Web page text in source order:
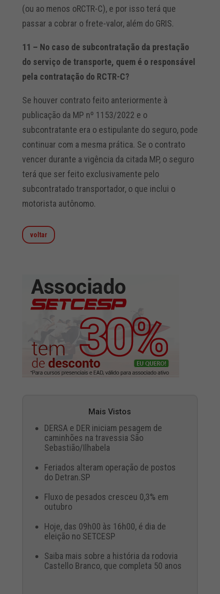
(ou ao menos oRCTR-C), e por isso terá que
passar a cobrar o frete-valor, além do GRIS.
11 – No caso de subcontratação da prestação
do serviço de transporte, quem é o responsável
pela contratação do RCTR-C?
Se houver contrato feito anteriormente à
publicação da MP nº 1153/2022 e o
subcontratante era o estipulante do seguro, pode
continuar com a mesma prática. Se o contrato
vencer durante a vigência da citada MP, o seguro
terá que ser feito exclusivamente pelo
subcontratado transportador, o que inclui o
motorista autônomo.
voltar
Mais Vistos
DERSA e DER iniciam pesagem de
caminhões na travessia São
Sebastião/Ilhabela
Feriados alteram operação de postos
do Detran.SP
Fluxo de pesados cresceu 0,3% em
outubro
Hoje, das 09h00 às 16h00, é dia de
eleição no SETCESP
Saiba mais sobre a história da rodovia
Castello Branco, que completa 50 anos